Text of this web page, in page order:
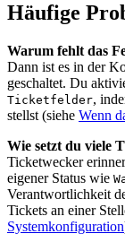
Häufige
Warum fehlt das
Dann ist es in der
geschaltet. Du
Ticketfelder,
stellst (siehe Wenn
Wie setzt du viele
Ticketwecker
eigener Status wie
Verantwortlichkeit
Tickets an einer
Systemkonfiguration